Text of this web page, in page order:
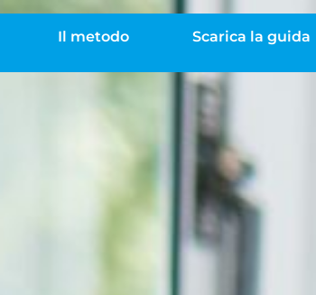
Il metodo Scarica la guida